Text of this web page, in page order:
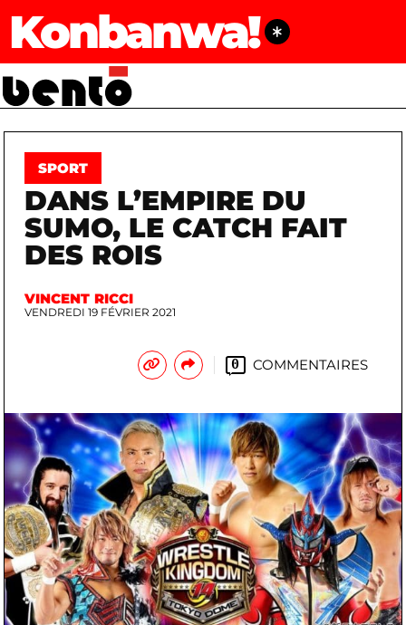
Konbanwa!
SPORT
DANS L’EMPIRE DU
SUMO, LE CATCH FAIT
DES ROIS
VINCENT RICCI
VENDREDI 19 FÉVRIER 2021
0 COMMENTAIRES